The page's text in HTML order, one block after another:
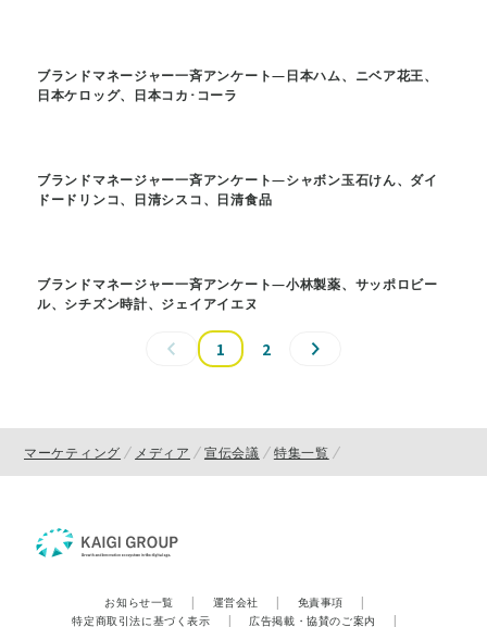
ブランドマネージャー一斉アンケート―日本ハム、ニベア花王、
日本ケロッグ、日本コカ･コーラ
ブランドマネージャー一斉アンケート―シャボン玉石けん、ダイ
ドードリンコ、日清シスコ、日清食品
ブランドマネージャー一斉アンケート―小林製薬、サッポロビー
ル、シチズン時計、ジェイアイエヌ
1 2
マーケティング メディア 宣伝会議 特集一覧
お知らせ一覧 | 運営会社 | 免責事項
|
特定商取引法に基づく表示
| 広告掲載・協賛のご案内 |